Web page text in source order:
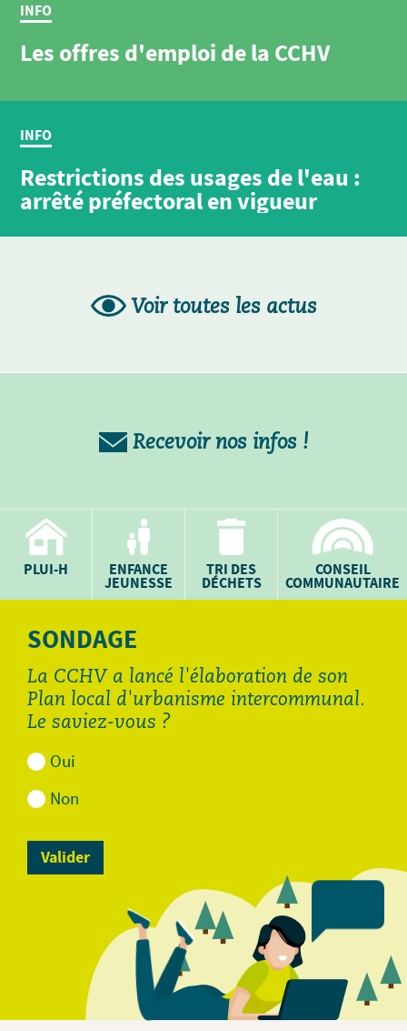
INFO
Les offres d'emploi de la CCHV
INFO
Restrictions des usages de l'eau :
arrêté préfectoral en vigueur
PLUI-H ENFANCE
JEUNESSE
TRI DES
DÉCHETS
CONSEIL
COMMUNAUTAIRE
Voir toutes les actus
Recevoir nos infos !
SONDAGE
La CCHV a lancé l'élaboration de son
Plan local d'urbanisme intercommunal.
Le saviez-vous ?
Oui
Non